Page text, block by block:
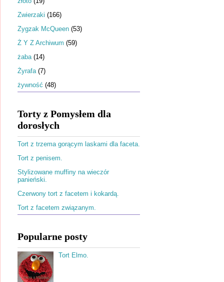
Zwierzaki (166)
Zygzak McQueen (53)
Ż Y Z Archiwum (59)
żaba (14)
Żyrafa (7)
żywność (48)
Torty z Pomysłem dla
dorosłych
Tort z trzema gorącym laskami dla faceta.
Tort z penisem.
Stylizowane muffiny na wieczór
panieński.
Czerwony tort z facetem i kokardą.
Tort z facetem związanym.
Popularne posty
Tort Elmo.